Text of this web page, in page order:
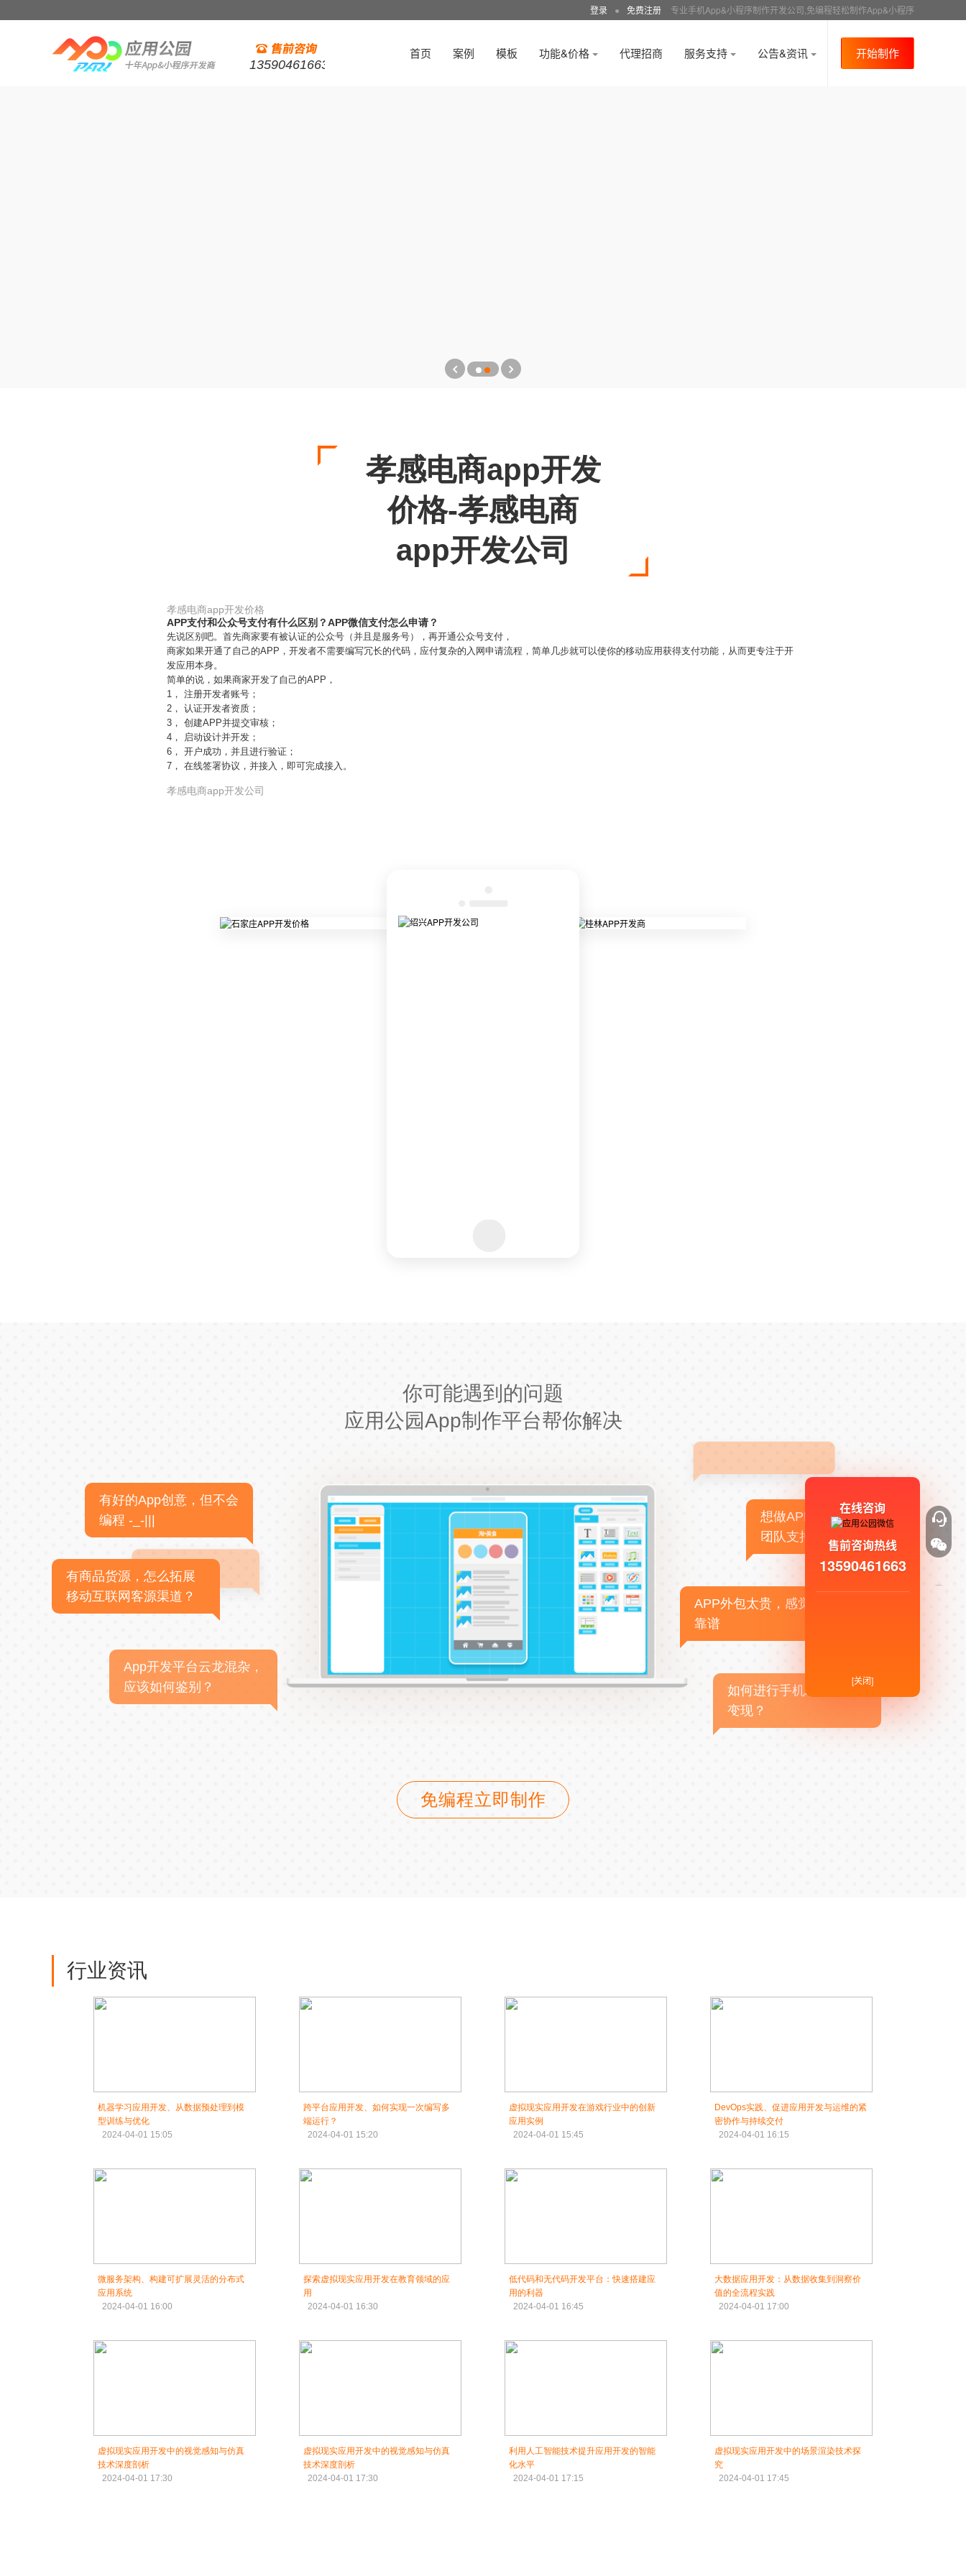
登录 ● 免费注册 专业手机App&小程序制作开发公司,免编程轻松制作App&小程序
13590461663
首页 案例 模板 功能&价格 代理招商 服务支持 公告&资讯 开始制作
孝感电商app开发
价格-孝感电商
app开发公司
孝感电商app开发价格
APP支付和公众号支付有什么区别？APP微信支付怎么申请？
先说区别吧。首先商家要有被认证的公众号（并且是服务号），再开通公众号支付，
商家如果开通了自己的APP，开发者不需要编写冗长的代码，应付复杂的入网申请流程，简单几步就可以使你的移动应用获得支付功能，从而更专注于开
发应用本身。
简单的说，如果商家开发了自己的APP，
1， 注册开发者账号；
2， 认证开发者资质；
3， 创建APP并提交审核；
4， 启动设计并开发；
6， 开户成功，并且进行验证；
7， 在线签署协议，并接入，即可完成接入。
孝感电商app开发公司
你可能遇到的问题
应用公园App制作平台帮你解决
有好的App创意，但不会
编程 -_-|||
有商品货源，怎么拓展
移动互联网客源渠道？
App开发平台云龙混杂，
应该如何鉴别？
想做APP，但没有技术
团队支持
APP外包太贵，感觉不
靠谱
如何进行手机APP商业
变现？
免编程立即制作
行业资讯
机器学习应用开发、从数据预处理到模
型训练与优化
2024-04-01 15:05
跨平台应用开发、如何实现一次编写多
端运行？
2024-04-01 15:20
虚拟现实应用开发在游戏行业中的创新
应用实例
2024-04-01 15:45
DevOps实践、促进应用开发与运维的紧
密协作与持续交付
2024-04-01 16:15
微服务架构、构建可扩展灵活的分布式
应用系统
2024-04-01 16:00
探索虚拟现实应用开发在教育领域的应
用
2024-04-01 16:30
低代码和无代码开发平台：快速搭建应
用的利器
2024-04-01 16:45
大数据应用开发：从数据收集到洞察价
值的全流程实践
2024-04-01 17:00
虚拟现实应用开发中的视觉感知与仿真
技术深度剖析
2024-04-01 17:30
虚拟现实应用开发中的视觉感知与仿真
技术深度剖析
2024-04-01 17:30
利用人工智能技术提升应用开发的智能
化水平
2024-04-01 17:15
虚拟现实应用开发中的场景渲染技术探
究
2024-04-01 17:45
在线咨询
售前咨询热线
13590461663
[关闭]